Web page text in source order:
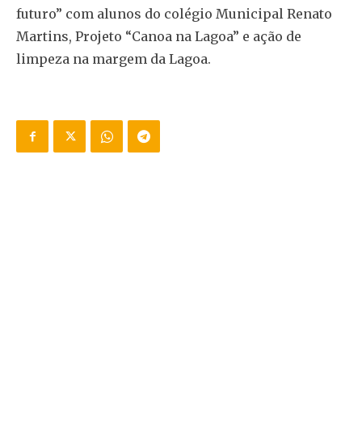
futuro” com alunos do colégio Municipal Renato
Martins, Projeto “Canoa na Lagoa” e ação de
limpeza na margem da Lagoa.